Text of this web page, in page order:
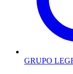
GRUPO